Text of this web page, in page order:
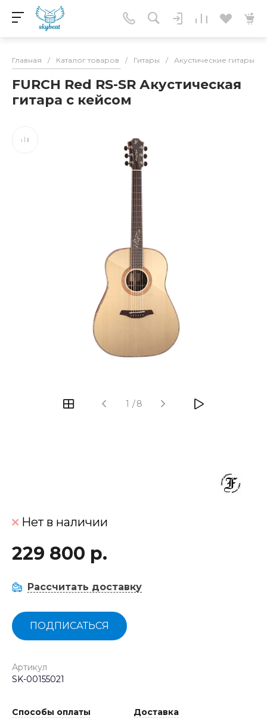
Главная / Каталог товаров / Гитары / Акустические гитары
FURCH Red RS-SR Акустическая
гитара с кейсом
1 /8
Нет в наличии
229 800 р.
Рассчитать доставку
ПОДПИСАТЬСЯ
Артикул
SK-00155021
Способы оплаты Доставка